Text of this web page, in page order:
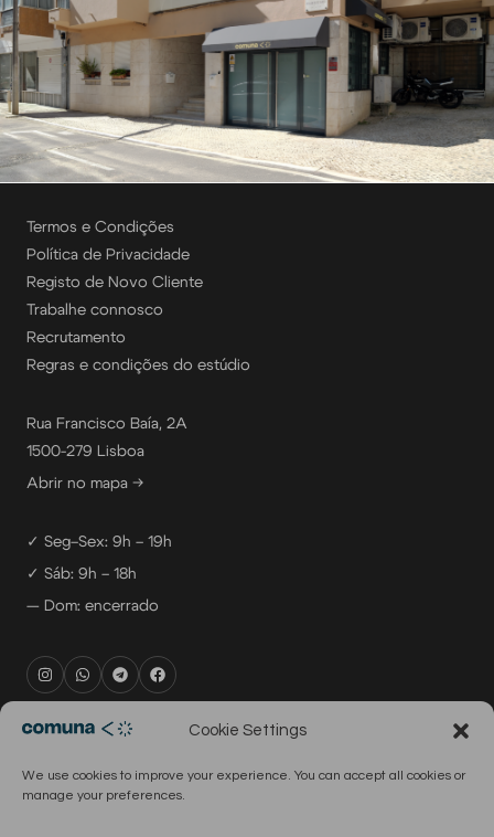
Cookie Settings
We use cookies to improve your experience. You can accept all cookies or
manage your preferences.
Termos e Condições
Política de Privacidade
Registo de Novo Cliente
Trabalhe connosco
Recrutamento
Regras e condições do estúdio
Rua Francisco Baía, 2A
1500-279 Lisboa
Abrir no mapa →
✓ Seg–Sex: 9h – 19h
✓ Sáb: 9h – 18h
— Dom: encerrado
rental@comuna.pt
production@comuna.pt